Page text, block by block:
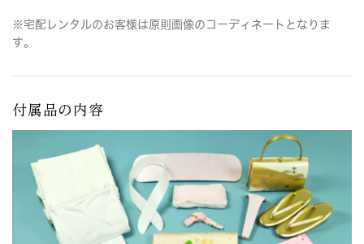
※宅配レンタルのお客様は原則画像のコーディネートとなりま
す。
付属品の内容